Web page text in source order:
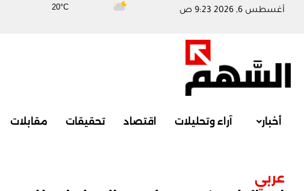
20°C أغسطس 6, 2026 9:23 ص
أخبار آراء وتحليلات اقتصاد تحقيقات مقابلات
عربي